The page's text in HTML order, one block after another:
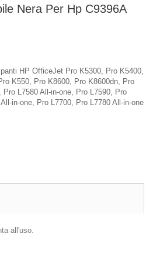
Nera Per Hp C9396A
HP OfficeJet Pro K5300, Pro K5400,
K550, Pro K8600, Pro K8600dn, Pro
Pro L7580 All-in-one, Pro L7590, Pro
in-one, Pro L7700, Pro L7780 All-in-one
all'uso.